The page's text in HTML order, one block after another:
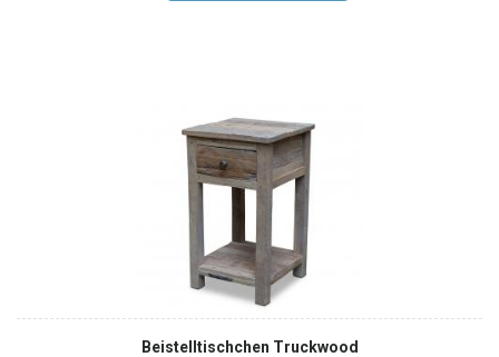
Beistelltischchen Truckwood